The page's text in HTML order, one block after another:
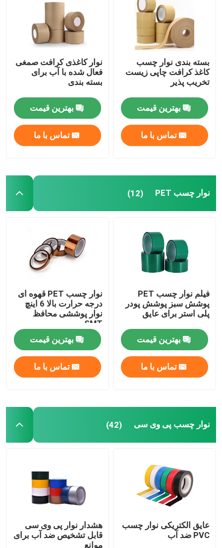
بسته بندی نوار چسب
کاغذ کرافت چاپی زیست
تخریب پذیر
بهترین قیمت
تماس با ما
نوار کاغذی کرافت صمغی
فعال شده با آب برای
بسته بندی
بهترین قیمت
تماس با ما
نوار چسب PET (12)
فیلم نوار چسب PET
پوشش سبز پوشش پودر
پلی استر برای عایق
بهترین قیمت
تماس با ما
نوار چسب PET قهوه ای
درجه حرارت بالا 6 اینچ
نوار پوششی محافظ
SMT
بهترین قیمت
تماس با ما
نوار چسب پی وی سی (42)
عایق الکتریکی نوار چسب
PVC ضد آب
هشدار نوار پی وی سی
قابل تشخیص ضد آب برای
موانع